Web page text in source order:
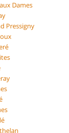
Dames
Pressigny